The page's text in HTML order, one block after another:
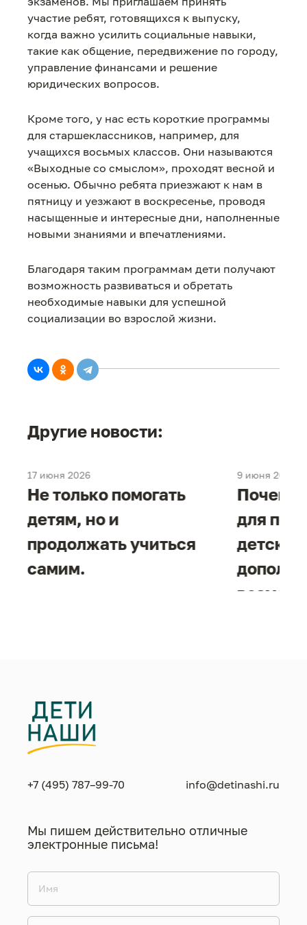
участие ребят, готовящихся к выпуску,
когда важно усилить социальные навыки,
такие как общение, передвижение по городу,
управление финансами и решение
юридических вопросов.
Кроме того, у нас есть короткие программы
для старшеклассников, например, для
учащихся восьмых классов. Они называются
«Выходные со смыслом», проходят весной и
осенью. Обычно ребята приезжают к нам в
пятницу и уезжают в воскресенье, проводя
насыщенные и интересные дни, наполненные
новыми знаниями и впечатлениями.
Благодаря таким программам дети получают
возможность развиваться и обретать
необходимые навыки для успешной
социализации во взрослой жизни.
Другие новости:
17 июня 2026
Не только помогать
детям, но и
продолжать учиться
самим.
9 июня 2026
Почему
для
+7 (495) 787–99-70 info@detinashi.ru
Мы пишем действительно отличные
электронные письма!